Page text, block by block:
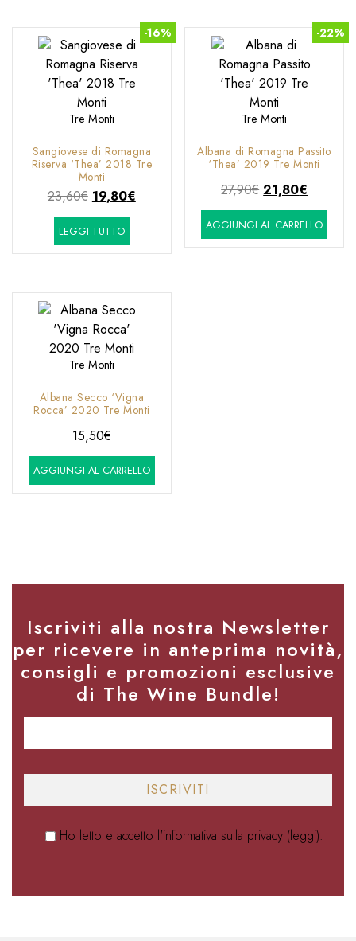
-16%
Tre Monti
Sangiovese di Romagna
Riserva ‘Thea’ 2018 Tre
Monti
23,60€ Il
prezzo
originale
era:
19,80€Il
è:
LEGGI TUTTO
-22%
Tre Monti
Albana di Romagna Passito
‘Thea’ 2019 Tre Monti
27,90€ Il
prezzo
originale
era:
21,80€
prezzo
attuale
è:
AGGIUNGI AL CARRELLO
Tre Monti
Albana Secco ‘Vigna
Rocca’ 2020 Tre Monti
15,50€
AGGIUNGI AL CARRELLO
Iscriviti alla nostra Newsletter
per ricevere in anteprima novità,
consigli e promozioni esclusive
di The Wine Bundle!
Ho letto e accetto l'informativa sulla privacy (leggi).